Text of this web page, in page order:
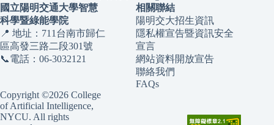
國立陽明交通大學智慧
科學暨綠能學院
📍 地址：711台南市歸仁
區高發三路二段301號
📞電話：06-3032121
相關聯結
陽明交大招生資訊
隱私權宣告暨資訊安全
宣言
網站資料開放宣告
聯絡我們
FAQs
Copyright ©2026 College
of Artificial Intelligence,
NYCU. All rights